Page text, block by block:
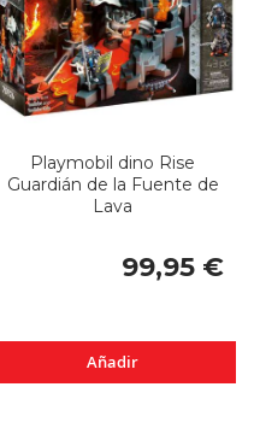
Playmobil dino Rise
Guardián de la Fuente de
Lava
99,95 €
Añadir